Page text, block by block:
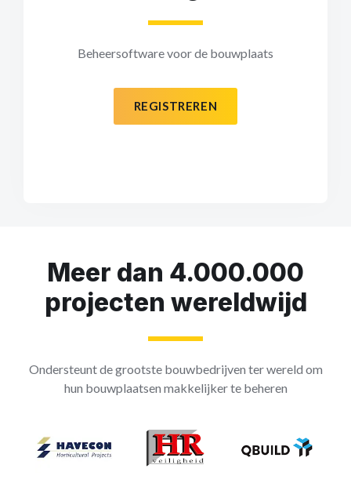
Beheersoftware voor de bouwplaats
REGISTREREN
Meer dan 4.000.000
projecten wereldwijd
Ondersteunt de grootste bouwbedrijven ter wereld om
hun bouwplaatsen makkelijker te beheren